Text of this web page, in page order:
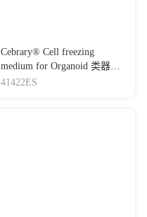
Cebrary® Cell freezing
medium for Organoid 类器官
冻存液
41422ES